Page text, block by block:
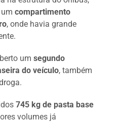
umcompartimento
, onde havia grande
umsegundo
do veículo, também
745 kg de pasta base
volumes já